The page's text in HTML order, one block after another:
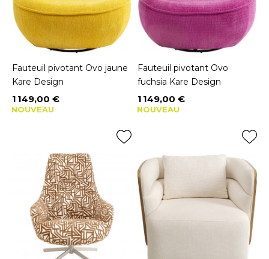
Fauteuil pivotant Ovo jaune
Kare Design
Prix
1 149,00 €
NOUVEAU
Fauteuil pivotant Ovo
fuchsia Kare Design
Prix
1 149,00 €
NOUVEAU